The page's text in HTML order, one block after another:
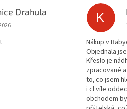
Drahula
obchodu je 5 z 5 hvězdiček.K
Nákup v
Objednala
Křeslo je
zpracované
to, co jsem
i chvíle
obchodem